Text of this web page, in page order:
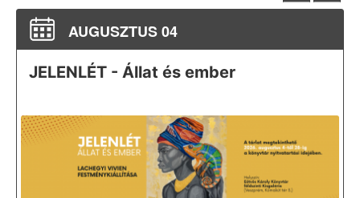
AUGUSZTUS 04
JELENLÉT - Állat és ember